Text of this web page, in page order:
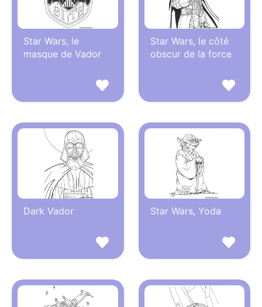
Star Wars, le
masque de Vador
Star Wars, le côté
obscur de la force
Dark Vador Star Wars, Yoda